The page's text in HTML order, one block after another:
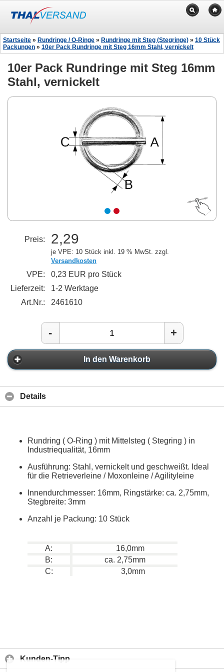
Startseite » Rundringe / O-Ringe » Rundringe mit Steg (Stegringe) » 10 Stück
Packungen » 10er Pack Rundringe mit Steg 16mm Stahl, vernickelt
10er Pack Rundringe mit Steg 16mm
Stahl, vernickelt
Preis: 2,29
je VPE: 10 Stück inkl. 19 % MwSt. zzgl.
Versandkosten
VPE:
0,23 EUR pro Stück
Lieferzeit:
1-2 Werktage
Art.Nr.:
2461610
- +
In den Warenkorb
Details
Rundring ( O-Ring ) mit Mittelsteg ( Stegring ) in
Industriequalität, 16mm
Ausführung: Stahl, vernickelt und geschweißt. Ideal
für die Retrieverleine / Moxonleine / Agilityleine
Innendurchmesser: 16mm, Ringstärke: ca. 2,75mm,
Stegbreite: 3mm
Anzahl je Packung: 10 Stück
A:
16,0mm
B:
ca. 2,75mm
C:
3,0mm
Kunden-Tipp